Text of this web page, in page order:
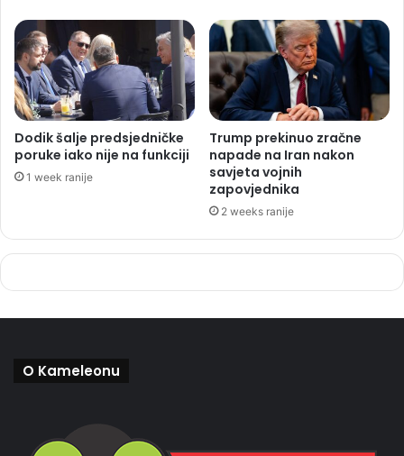
Dodik šalje predsjedničke
poruke iako nije na funkciji
1 week ranije
Trump prekinuo zračne
napade na Iran nakon
savjeta vojnih
zapovjednika
2 weeks ranije
O Kameleonu